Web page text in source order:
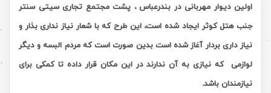
اولین دیوار مهربانی در بندرعباس ، پشت مجتمع تجاری سیتی سنتر
جنب هتل کوثر ایجاد شده است، این طرحکه با شعار نیاز نداری بذار و
نیاز داری بردار آغاز شده استبدین صورت است که مردم البسه و دیگر
لوازمی که نیازی به آن ندارند در این مکان قرار داده تا کمکی برای
نیازمندان باشد.